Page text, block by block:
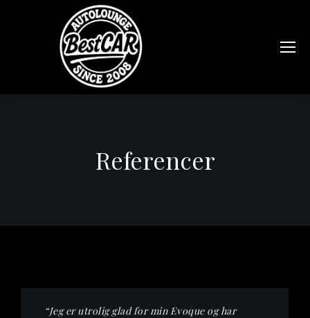
Referencer
“Jeg er utrolig glad for min Evoque og har